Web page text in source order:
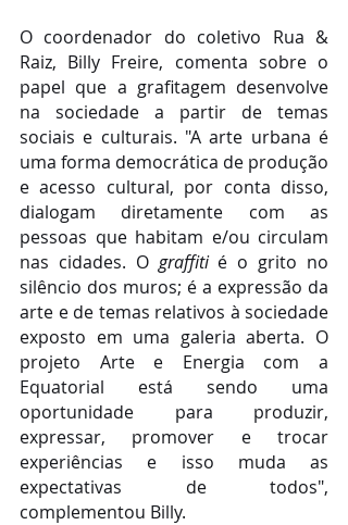
O coordenador do coletivo Rua &
Raiz, Billy Freire, comenta sobre o
papel que a grafitagem desenvolve
na sociedade a partir de temas
sociais e culturais. "A arte urbana é
uma forma democrática de produção
e acesso cultural, por conta disso,
dialogam diretamente com as
pessoas que habitam e/ou circulam
nas cidades. O graffiti é o grito no
silêncio dos muros; é a expressão da
arte e de temas relativos à sociedade
exposto em uma galeria aberta. O
projeto Arte e Energia com a
Equatorial está sendo uma
oportunidade para produzir,
expressar, promover e trocar
experiências e isso muda as
expectativas de todos",
complementou Billy.